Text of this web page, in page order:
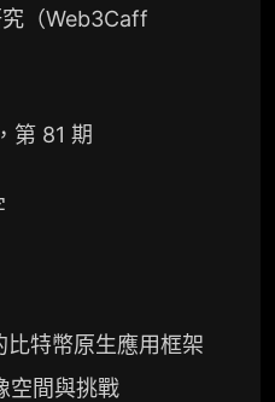
（Web3Caff
第 81 期
比特幣原生應用框架
空間與挑戰